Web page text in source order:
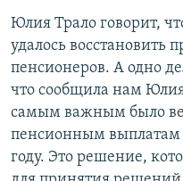
Юлия Трало говорит,
удалось восстановить
пенсионеров. А одно
что сообщила нам
самым важным было
пенсионным выплатам
году. Это решение,